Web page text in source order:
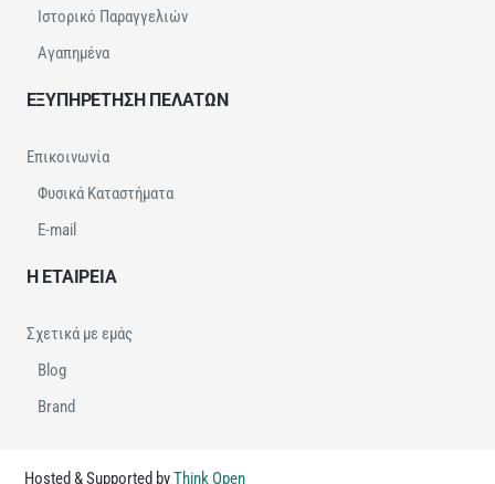
Ιστορικό Παραγγελιών
Αγαπημένα
ΕΞΥΠΗΡΕΤΗΣΗ ΠΕΛΑΤΩΝ
Επικοινωνία
Φυσικά Καταστήματα
E-mail
Η ΕΤΑΙΡΕΙΑ
Σχετικά με εμάς
Blog
Brand
Hosted & Supported byThink Open